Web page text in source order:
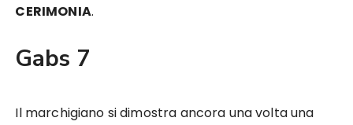
CERIMONIA.
Gabs 7
Il marchigiano si dimostra ancora una volta una